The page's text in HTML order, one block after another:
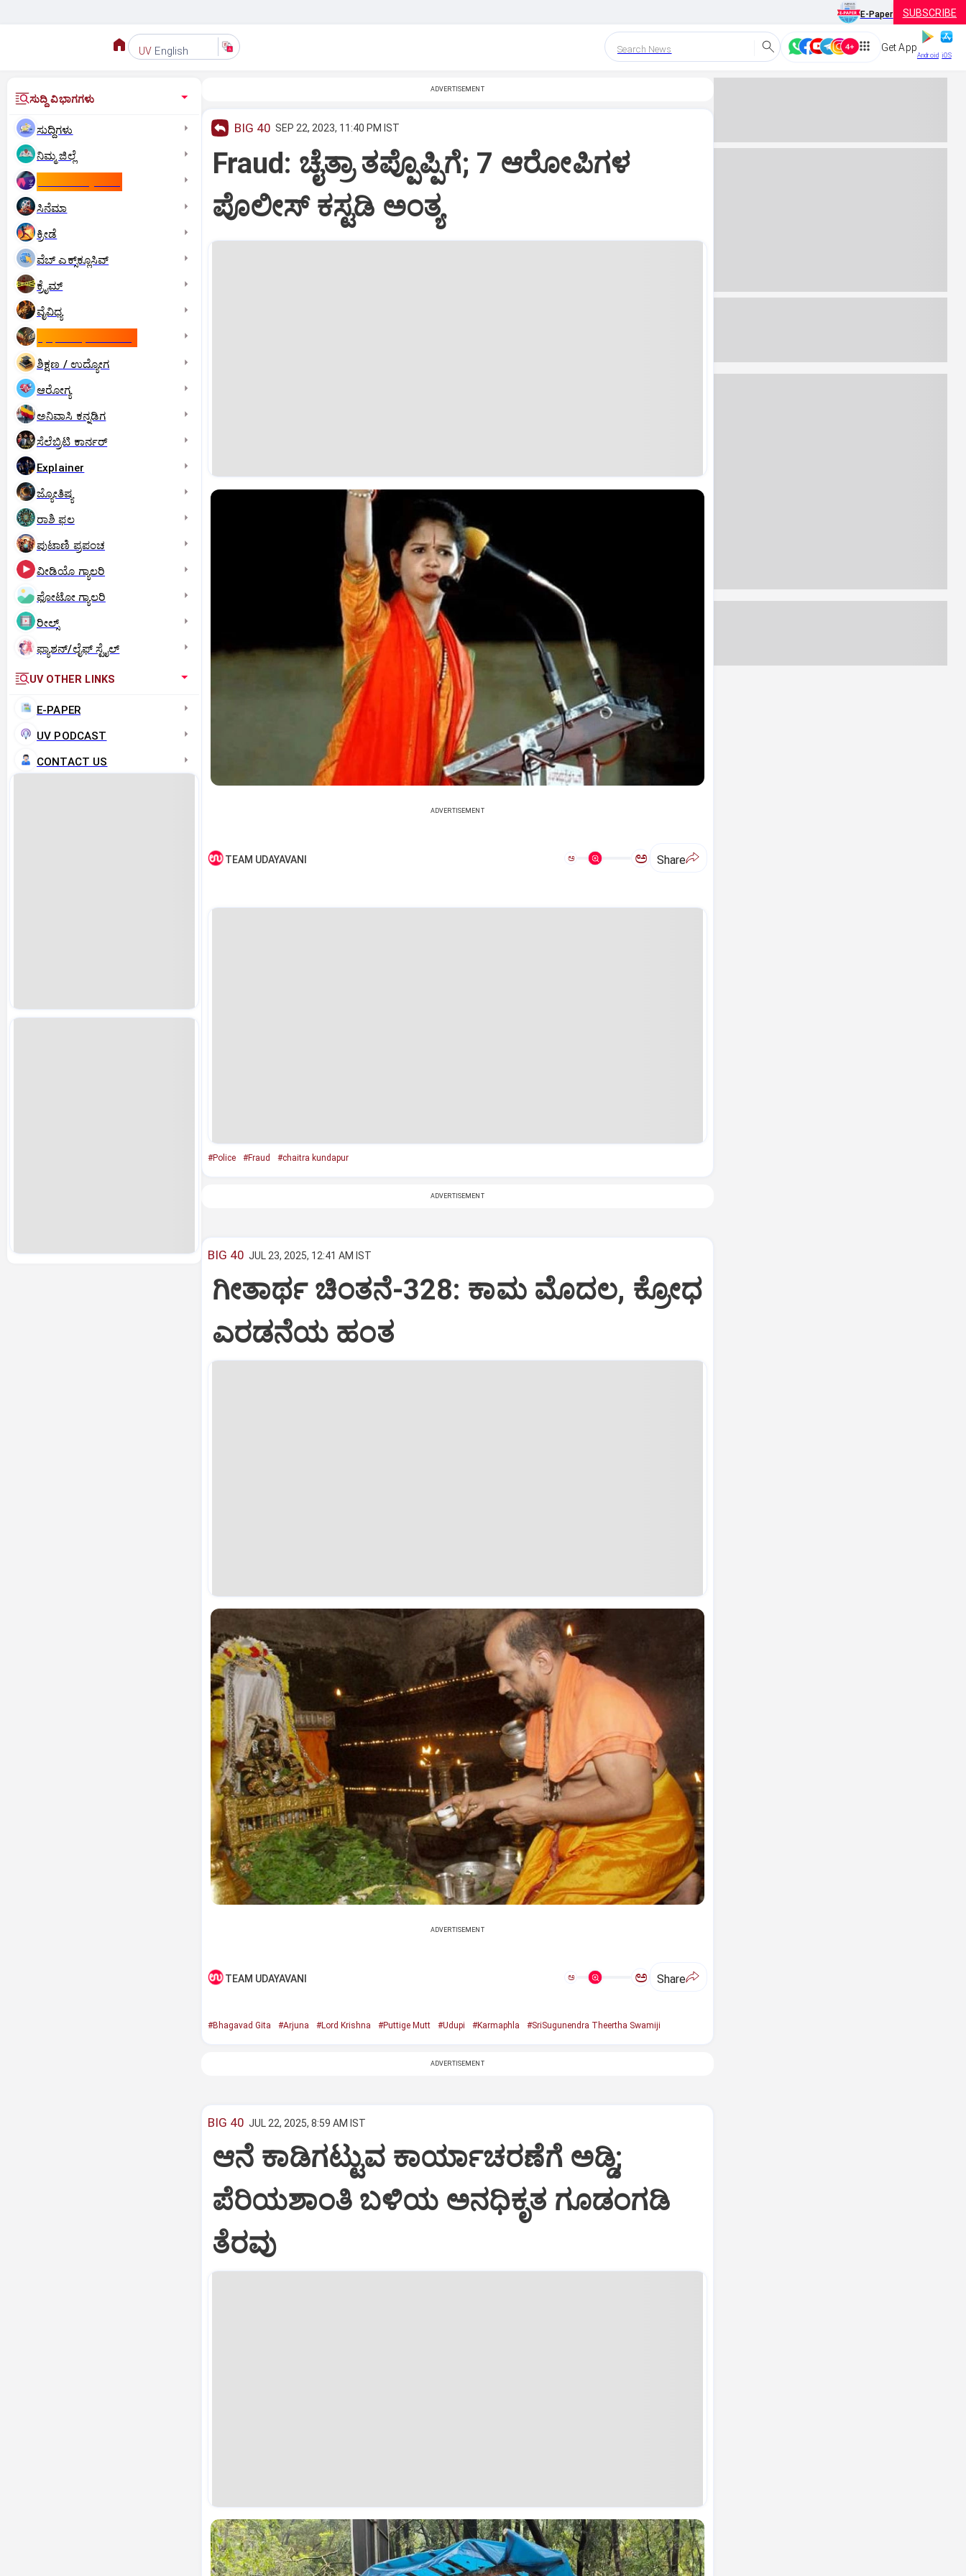
E-Paper SUBSCRIBE
UV English Search News Get App
Android iOS
ಸುದ್ದಿ ವಿಭಾಗಗಳು
ಸುದ್ದಿಗಳು
ನಿಮ್ಮ ಜಿಲ್ಲೆ
ಸಿನೆಮಾ
ಕ್ರೀಡೆ
ವೆಬ್ ಎಕ್ಸ್‌ಕ್ಲೂಸಿವ್
ಕ್ರೈಮ್
ವೈವಿಧ್ಯ
ಶಿಕ್ಷಣ / ಉದ್ಯೋಗ
ಆರೋಗ್ಯ
ಅನಿವಾಸಿ ಕನ್ನಡಿಗ
ಸೆಲೆಬ್ರಿಟಿ ಕಾರ್ನರ್‌
Explainer
ಜ್ಯೋತಿಷ್ಯ
ರಾಶಿ ಫಲ
ಪುಟಾಣಿ ಪ್ರಪಂಚ
ವೀಡಿಯೊ ಗ್ಯಾಲರಿ
ಫೋಟೋ ಗ್ಯಾಲರಿ
ರೀಲ್ಸ್
ಫ್ಯಾಶನ್/ಲೈಫ್‌ ಸ್ಟೈಲ್
UV OTHER LINKS
E-PAPER
UV PODCAST
CONTACT US
ADVERTISEMENT
BIG 40 SEP 22, 2023, 11:40 PM IST
Fraud: ಚೈತ್ರಾ ತಪ್ಪೊಪ್ಪಿಗೆ; 7 ಆರೋಪಿಗಳ
ಪೊಲೀಸ್‌ ಕಸ್ಟಡಿ ಅಂತ್ಯ
ADVERTISEMENT
TEAM UDAYAVANI ಅ ಅ Share
#Police #Fraud #chaitra kundapur
ADVERTISEMENT
BIG 40 JUL 23, 2025, 12:41 AM IST
ಗೀತಾರ್ಥ ಚಿಂತನೆ-328: ಕಾಮ ಮೊದಲ, ಕ್ರೋಧ
ಎರಡನೆಯ ಹಂತ
ADVERTISEMENT
TEAM UDAYAVANI ಅ ಅ Share
#Bhagavad Gita #Arjuna #Lord Krishna #Puttige Mutt #Udupi #Karmaphla #SriSugunendra Theertha Swamiji
ADVERTISEMENT
BIG 40 JUL 22, 2025, 8:59 AM IST
ಆನೆ ಕಾಡಿಗಟ್ಟುವ ಕಾರ್ಯಾಚರಣೆಗೆ ಅಡ್ಡಿ;
ಪೆರಿಯಶಾಂತಿ ಬಳಿಯ ಅನಧಿಕೃತ ಗೂಡಂಗಡಿ
ತೆರವು